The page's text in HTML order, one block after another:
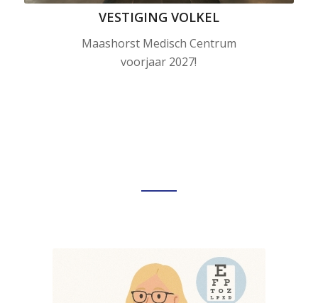
VESTIGING VOLKEL
Maashorst Medisch Centrum
voorjaar 2027!